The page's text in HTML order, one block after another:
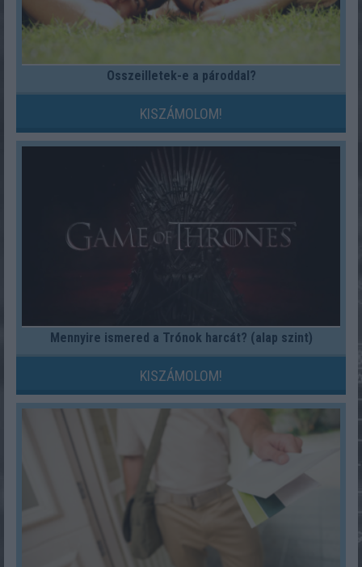
Összeilletek-e a pároddal?
KISZÁMOLOM!
Mennyire ismered a Trónok harcát? (alap szint)
KISZÁMOLOM!